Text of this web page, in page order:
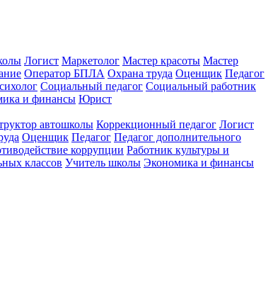
Логист Маркетолог Мастер красоты Мастер
Оператор БПЛА Охрана труда Оценщик Педагог
Социальный педагог Социальный работник
и финансы Юрист
автошколы Коррекционный педагог Логист
Оценщик Педагог Педагог дополнительного
коррупции Работник культуры и
классов Учитель школы Экономика и финансы